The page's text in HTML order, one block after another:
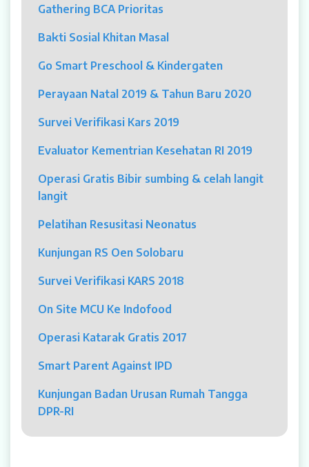
Dokter
Jadwal Dokter
Sunday Clinic
Dokter Spesialis
Dokter Umum
Pelayanan
Rawat Jalan
Rawat Inap
Kamar Operasi
Gathering BCA Prioritas
Bakti Sosial Khitan Masal
Go Smart Preschool & Kindergaten
Perayaan Natal 2019 & Tahun Baru 2020
Survei Verifikasi Kars 2019
Evaluator Kementrian Kesehatan RI 2019
Operasi Gratis Bibir sumbing & celah langit
langit
Pelatihan Resusitasi Neonatus
Kunjungan RS Oen Solobaru
Survei Verifikasi KARS 2018
On Site MCU Ke Indofood
Operasi Katarak Gratis 2017
Smart Parent Against IPD
Kunjungan Badan Urusan Rumah Tangga
DPR-RI